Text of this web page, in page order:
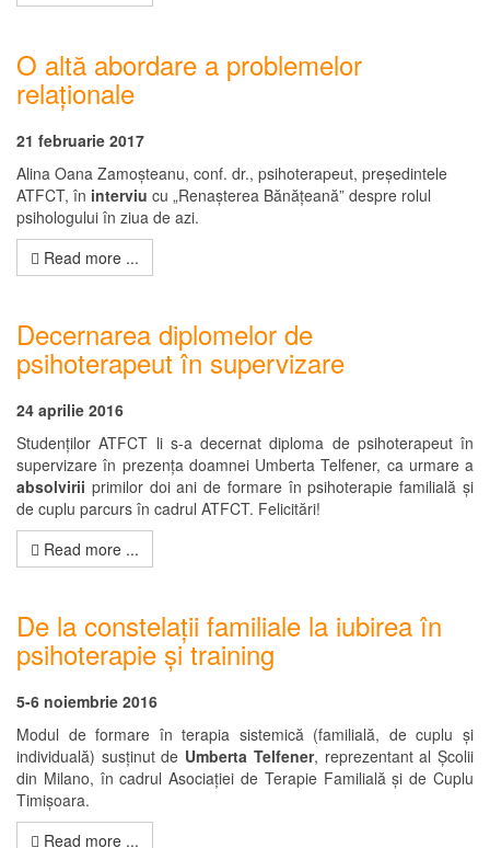
O altă abordare a problemelor
relaționale
21 februarie 2017
Alina Oana Zamoșteanu, conf. dr., psihoterapeut, președintele
ATFCT, în interviu cu „Renașterea Bănățeană” despre rolul
psihologului în ziua de azi.
Read more ...
Decernarea diplomelor de
psihoterapeut în supervizare
24 aprilie 2016
Studenților ATFCT li s-a decernat diploma de psihoterapeut în
supervizare în prezența doamnei Umberta Telfener, ca urmare a
absolvirii primilor doi ani de formare în psihoterapie familială și
de cuplu parcurs în cadrul ATFCT. Felicitări!
Read more ...
De la constelații familiale la iubirea în
psihoterapie și training
5-6 noiembrie 2016
Modul de formare în terapia sistemică (familială, de cuplu și
individuală) susținut de Umberta Telfener, reprezentant al Școlii
din Milano, în cadrul Asociației de Terapie Familială și de Cuplu
Timișoara.
Read more ...